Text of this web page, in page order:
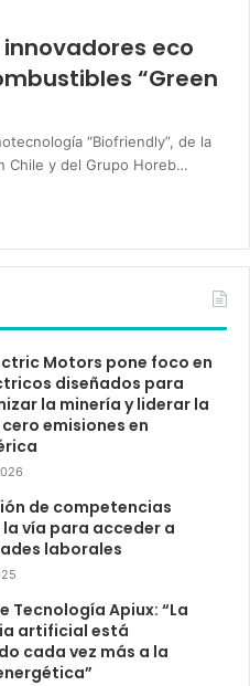
eco
“Green
“Biofriendly”, de la
Chile y del Grupo Horeb…
Motors pone foco en
diseñados para
la minería y liderar la
emisiones en
de competencias
vía para acceder a
laborales
Tecnología Apiux: “La
artificial está
cada vez más a la